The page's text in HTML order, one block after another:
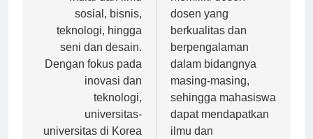
mulai dari ilmu
sosial, bisnis,
teknologi, hingga
seni dan desain.
Dengan fokus pada
inovasi dan
teknologi,
universitas-
memiliki dosen-
dosen yang
berkualitas dan
berpengalaman
dalam bidangnya
masing-masing,
sehingga mahasiswa
dapat mendapatkan